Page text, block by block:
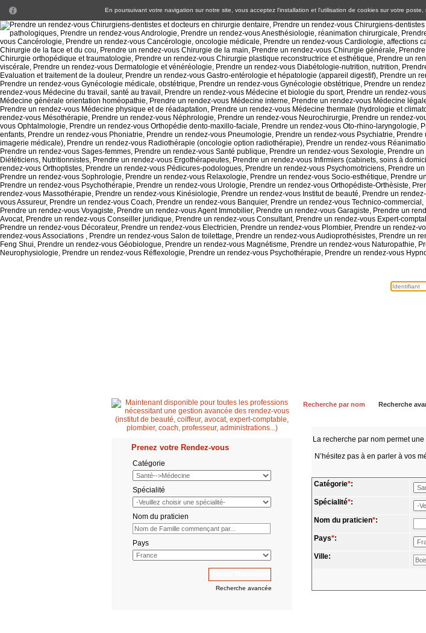
En poursuivant votre navigation sur notre site, vous acceptez l'installation et l'utilisation de cookies sur votre
Prenez votre Rendez-vous
Catégorie
Spécialité
Nom du praticien
Pays
Recherche avancée
Recherche par nom Recherche
La recherche par nom permet
N’hésitez pas à en parler à vos
Catégorie*:
Spécialité*:
Nom du praticien*:
Pays*:
Ville: